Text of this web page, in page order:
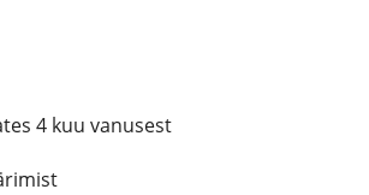
4 kuu vanusest